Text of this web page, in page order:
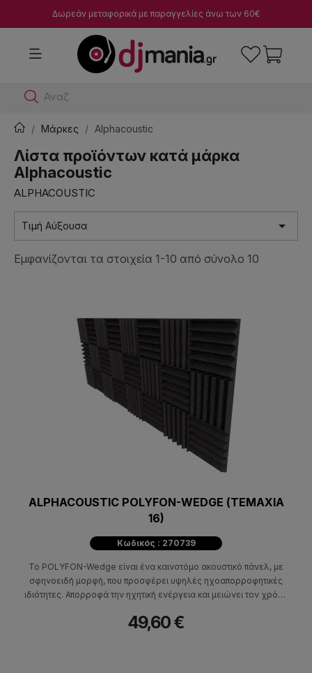
Δωρεάν μεταφορικά με παραγγελίες άνω των 60€
Αναζήτησε dj
Μάρκες Alphacoustic
Λίστα προϊόντων κατά μάρκα
Alphacoustic
ALPHACOUSTIC
Τιμή Αύξουσα 
Εμφανίζονται τα στοιχεία 1-10 από σύνολο 10
ALPHACOUSTIC POLYFON-WEDGE (ΤΕΜΑΧΙΑ
16)
Κωδικός : 270739
To POLYFON-Wedge είναι ένα καινοτόμο ακουστικό πάνελ, με
σφηνοειδή μορφή, που προσφέρει υψηλές ηχοαπορροφητικές
ιδιότητες. Απορροφά την ηχητική ενέργεια και μειώνει τον χρόνο
49,60 €